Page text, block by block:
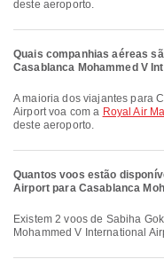
deste aeroporto.
Quais companhias aéreas
Casablanca Mohammed V
A maioria dos viajantes para Casablanca Mohammed V International
Airport voa com a Royal Air
deste aeroporto.
Quantos voos estão
Airport para Casablanca
Existem 2 voos de Sabiha Gokcen International Airport para Casablanca
Mohammed V International